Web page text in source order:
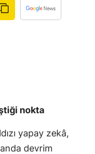
nokta
yapay zekâ,
devrim